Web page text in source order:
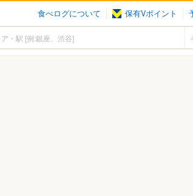
食べログについて 保有Vポイント